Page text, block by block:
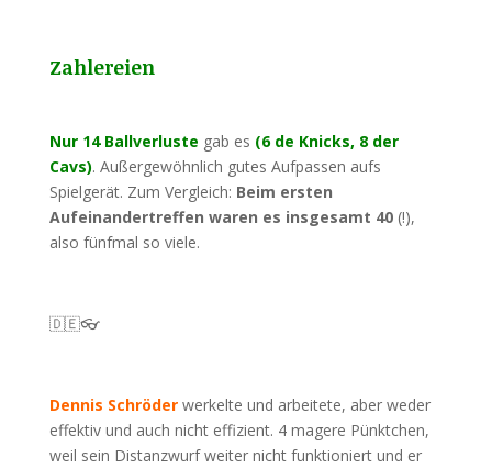
Zahlereien
Nur 14 Ballverluste gab es (6 de Knicks, 8 der
Cavs). Außergewöhnlich gutes Aufpassen aufs
Spielgerät. Zum Vergleich: Beim ersten
Aufeinandertreffen waren es insgesamt 40(!),
also fünfmal so viele.
🇩🇪👓
Dennis Schröderwerkelte und arbeitete, aber weder
effektiv und auch nicht effizient. 4 magere Pünktchen,
weil sein Distanzwurf weiter nicht funktioniert und er